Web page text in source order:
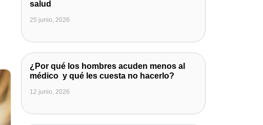
salud
25 junio, 2026
¿Por qué los hombres acuden menos al
médico y qué les cuesta no hacerlo?
12 junio, 2026